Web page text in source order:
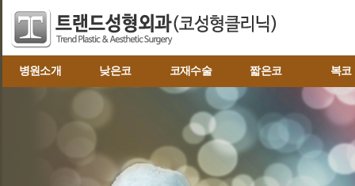
병원소개 낮은코 코재수술 짧은코 복코